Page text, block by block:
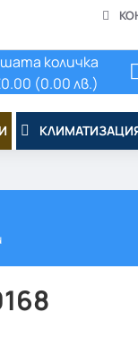
количка
(0.00 лв.)